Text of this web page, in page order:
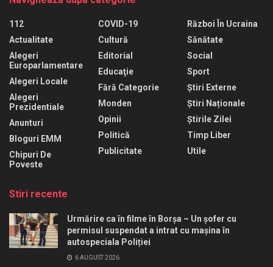
112
Actualitate
Alegeri
Europarlamentare
Alegeri Locale
Alegeri
Prezidentiale
Anunturi
Bloguri EMM
Chipuri De
Poveste
COVID-19
Cultură
Editorial
Educaţie
Fără Categorie
Monden
Opinii
Politică
Publicitate
Război În Ucraina
Sănătate
Social
Sport
Știri Externe
Știri Naționale
Știrile Zilei
Timp Liber
Utile
Stiri recente
Urmărire ca în filme în Borșa – Un șofer cu
permisul suspendat a intrat cu mașina în
autospeciala Poliției
6 AUGUST 2026